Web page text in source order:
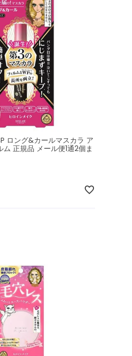
ロング&カールマスカラ ア
ム 正規品 メール便1通2個ま